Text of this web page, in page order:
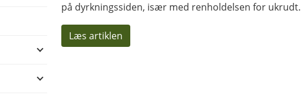
på dyrkningssiden, især med renholdelsen for ukrudt.
Læs artiklen